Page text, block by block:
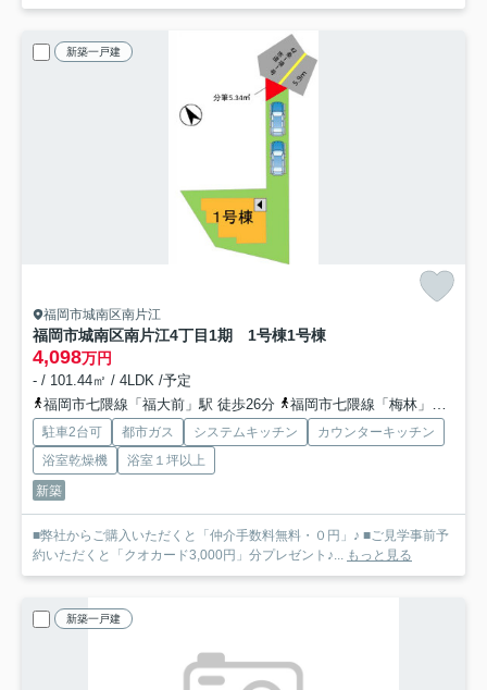
新築一戸建
福岡市城南区南片江
福岡市城南区南片江4丁目1期 1号棟1号棟
4,098万円
- / 101.44㎡ / 4LDK /予定
福岡市七隈線「福大前」駅 徒歩26分
福岡市七隈線「梅林」駅 徒歩39分
駐車2台可 都市ガス システムキッチン
カウンターキッチン
浴室乾燥機
浴室１坪以上
新築
■弊社からご購入いただくと「仲介手数料無料・０円」♪ ■ご見学事前予
約いただくと「クオカード3,000円」分プレゼント♪... もっと見る
新築一戸建